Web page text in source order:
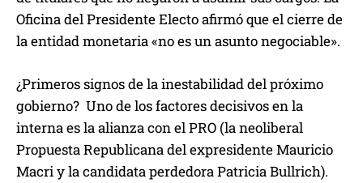
Oficina del Presidente Electo afirmó que el cierre de
la entidad monetaria «no es un asunto negociable».
¿Primeros signos de la inestabilidad del próximo
gobierno? Uno de los factores decisivos en la
interna es la alianza con el PRO (la neoliberal
Propuesta Republicana del expresidente Mauricio
Macri y la candidata perdedora Patricia Bullrich).